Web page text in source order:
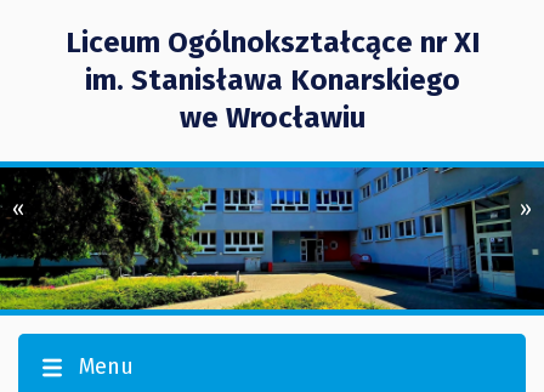
Liceum Ogólnokształcące nr XI
im. Stanisława Konarskiego
we Wrocławiu
« »
Menu